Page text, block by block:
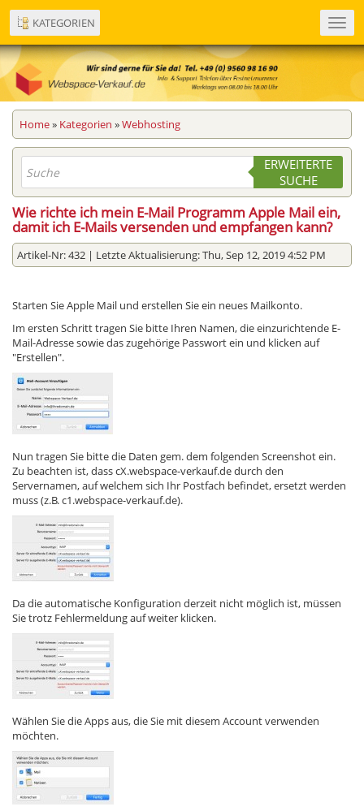
Home» Kategorien »Webhosting
ERWEITERTE
SUCHE
Wie richte ich mein E-Mail Programm Apple Mail ein,
damit ich E-Mails versenden und empfangen kann?
Artikel-Nr: 432 | Letzte Aktualisierung: Thu, Sep 12, 2019 4:52 PM
Starten Sie Apple Mail und erstellen Sie ein neues Mailkonto.
Im ersten Schritt tragen Sie bitte Ihren Namen, die einzurichtende E-
Mail-Adresse sowie das zugehörige Passwort ein und klicken auf
"Erstellen".
Nun tragen Sie bitte die Daten gem. dem folgenden Screenshot ein.
Zu beachten ist, dass cX.webspace-verkauf.de durch den
Servernamen, auf welchem sich Ihr Postfach befindet, ersetzt werden
muss (z.B. c1.webspace-verkauf.de).
Da die automatische Konfiguration derzeit nicht möglich ist, müssen
Sie trotz Fehlermeldung auf weiter klicken.
Wählen Sie die Apps aus, die Sie mit diesem Account verwenden
möchten.
KATEGORIEN